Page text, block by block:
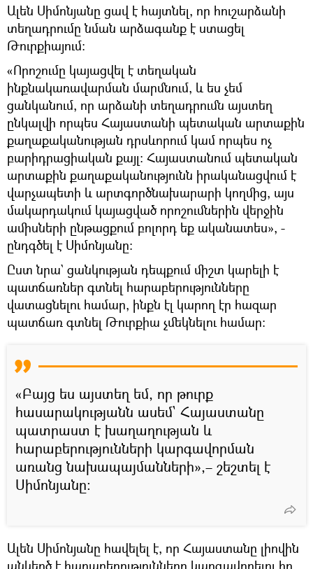
Ապրիլի 3–ին Թուրքիայի
արտգործնախարար Մևլութ Չավուշօղլուն
հայտարարեց
, որ Թուրքիան Հայաստանի
համար իր օդային տարածքը դեպի երրորդ
երկրներ թռիչքների համար փակել է
Երևանում «Նեմեսիս» գործողության
հերոսների հուշարձանի բացման
պատճառով։
Ալեն Սիմոնյանը ցավ է հայտնել, որ հուշարձանի
տեղադրումը նման արձագանք է ստացել
Թուրքիայում։
«Որոշումը կայացվել է տեղական
ինքնակառավարման մարմնում, և ես չեմ
ցանկանում, որ արձանի տեղադրումն այստեղ
ընկալվի որպես Հայաստանի պետական արտաքին
քաղաքականության դրսևորում կամ որպես ոչ
բարիդրացիական քայլ։ Հայաստանում պետական
արտաքին քաղաքականությունն իրականացվում է
վարչապետի և արտգործնախարարի կողմից, այս
մակարդակում կայացված որոշումներին վերջին
ամիսների ընթացքում բոլորդ եք ականատես», -
ընդգծել է Սիմոնյանը։
Ըստ նրա` ցանկության դեպքում միշտ կարելի է
պատճառներ գտնել հարաբերությունները
վատացնելու համար, ինքն էլ կարող էր հազար
պատճառ գտնել Թուրքիա չմեկնելու համար։
«Բայց ես այստեղ եմ, որ թուրք
հասարակությանն ասեմ` Հայաստանը
պատրաստ է խաղաղության և
հարաբերությունների կարգավորման
առանց նախապայմանների»,– շեշտել է
Սիմոնյանը։
Ալեն Սիմոնյանը հավելել է, որ Հայաստանը լիովին